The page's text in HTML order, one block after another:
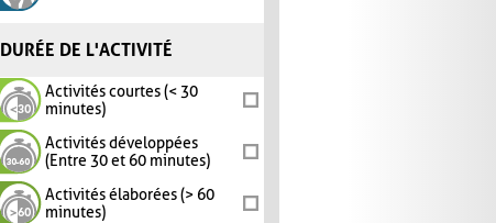
DURÉE DE L'ACTIVITÉ
Activités courtes (< 30
minutes)
Activités développées
(Entre 30 et 60 minutes)
Activités élaborées (> 60
minutes)